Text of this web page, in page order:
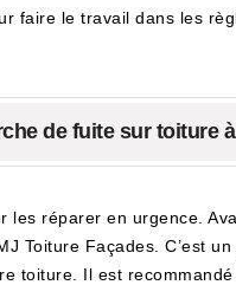
faire le travail dans les
de fuite sur toiture
réparer en urgence.
Toiture Façades. C’est
toiture. Il est